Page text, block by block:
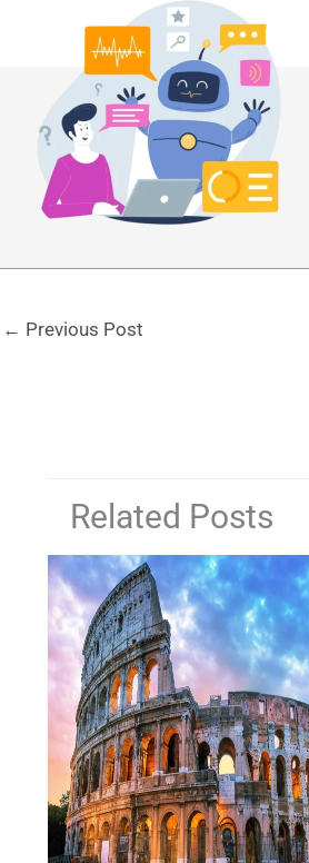
← Previous Post
Related Posts